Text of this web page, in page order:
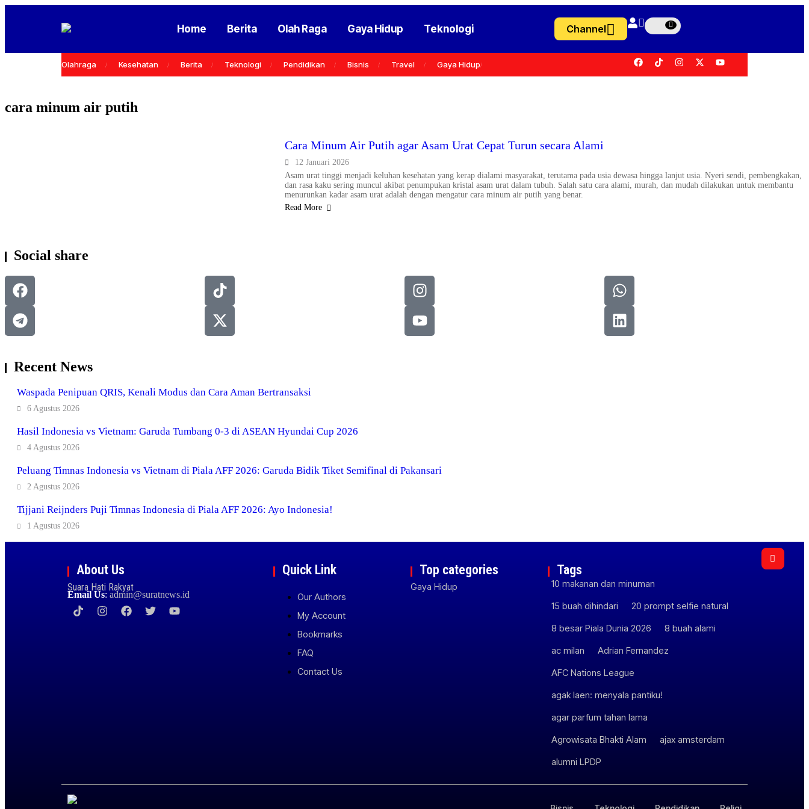
Home Berita Olah Raga Gaya Hidup Teknologi Channel
Olahraga Kesehatan Berita Teknologi Pendidikan Bisnis Travel Gaya Hidup
cara minum air putih
Cara Minum Air Putih agar Asam Urat Cepat Turun secara Alami
12 Januari 2026
Asam urat tinggi menjadi keluhan kesehatan yang kerap dialami masyarakat, terutama pada usia dewasa hingga lanjut usia. Nyeri sendi, pembengkakan,
dan rasa kaku sering muncul akibat penumpukan kristal asam urat dalam tubuh. Salah satu cara alami, murah, dan mudah dilakukan untuk membantu
menurunkan kadar asam urat adalah dengan mengatur cara minum air putih yang benar.
Read More
Social share
Recent News
Waspada Penipuan QRIS, Kenali Modus dan Cara Aman Bertransaksi
6 Agustus 2026
Hasil Indonesia vs Vietnam: Garuda Tumbang 0-3 di ASEAN Hyundai Cup 2026
4 Agustus 2026
Peluang Timnas Indonesia vs Vietnam di Piala AFF 2026: Garuda Bidik Tiket Semifinal di Pakansari
2 Agustus 2026
Tijjani Reijnders Puji Timnas Indonesia di Piala AFF 2026: Ayo Indonesia!
1 Agustus 2026
About Us
Suara Hati Rakyat
Email Us: admin@suratnews.id
Quick Link
Our Authors
My Account
Bookmarks
FAQ
Contact Us
Top categories
Gaya Hidup
Tags
10 makanan dan minuman
15 buah dihindari
20 prompt selfie natural
8 besar Piala Dunia 2026
8 buah alami
ac milan
Adrian Fernandez
AFC Nations League
agak laen: menyala pantiku!
agar parfum tahan lama
Agrowisata Bhakti Alam
ajax amsterdam
alumni LPDP